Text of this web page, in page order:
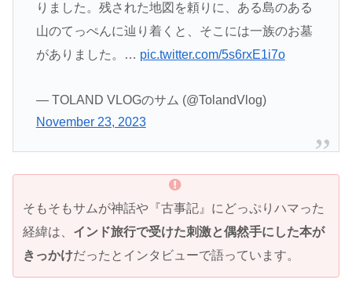
りました。残された地図を頼りに、ある島のある
山のてっぺんに辿り着くと、そこには一族のお墓
がありました。… pic.twitter.com/5s6rxE1i7o
— TOLAND VLOGのサム (@TolandVlog)
November 23, 2023
そもそもサムが神話や『古事記』にどっぷりハマった
経緯は、 インド旅行で受けた刺激と偶然手にした本が
きっかけだったとインタビューで語っています。